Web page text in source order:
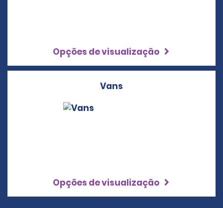
Opções de visualização
Vans
Opções de visualização